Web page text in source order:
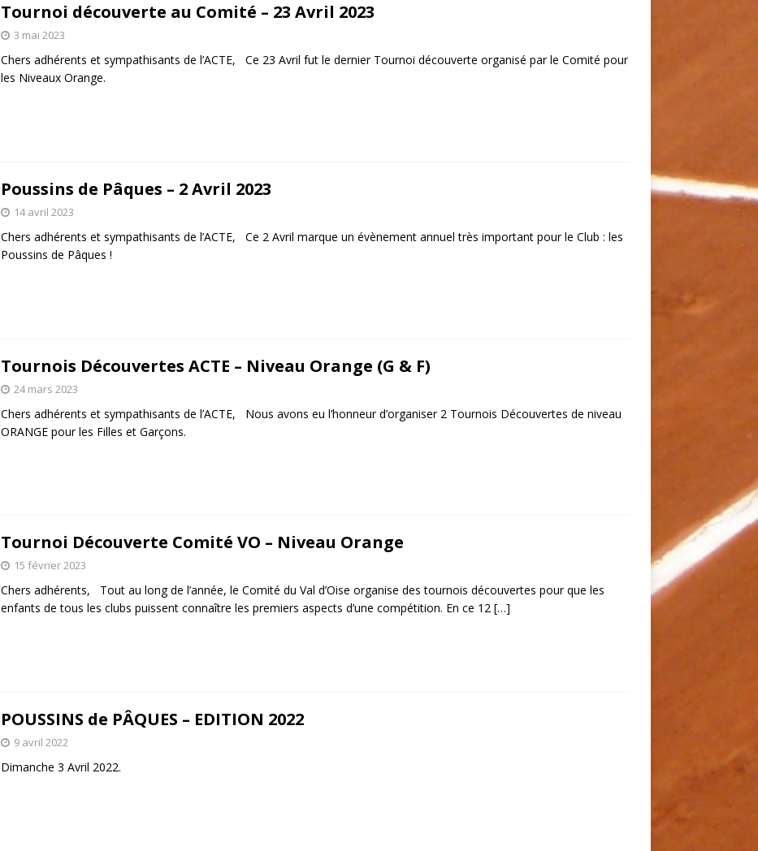
Tournoi découverte au Comité – 23 Avril 2023
3 mai 2023
Chers adhérents et sympathisants de l’ACTE, Ce 23 Avril fut le dernier Tournoi découverte organisé par le Comité pour
les Niveaux Orange.
Poussins de Pâques – 2 Avril 2023
14 avril 2023
Chers adhérents et sympathisants de l’ACTE, Ce 2 Avril marque un évènement annuel très important pour le Club : les
Poussins de Pâques !
Tournois Découvertes ACTE – Niveau Orange (G & F)
24 mars 2023
Chers adhérents et sympathisants de l’ACTE, Nous avons eu l’honneur d’organiser 2 Tournois Découvertes de niveau
ORANGE pour les Filles et Garçons.
Tournoi Découverte Comité VO – Niveau Orange
15 février 2023
Chers adhérents, Tout au long de l’année, le Comité du Val d’Oise organise des tournois découvertes pour que les
enfants de tous les clubs puissent connaître les premiers aspects d’une compétition. En ce 12 […]
POUSSINS de PÂQUES – EDITION 2022
9 avril 2022
Dimanche 3 Avril 2022.